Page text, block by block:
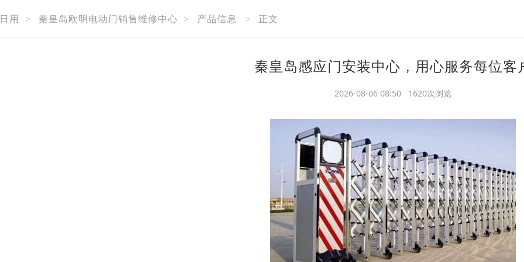
用 > 秦皇岛欧明电动门销售维修中心 > 产品信息 > 正文
秦皇岛感应门安装中心，用心服务每位客
2026-08-06 08:50 1620次浏览